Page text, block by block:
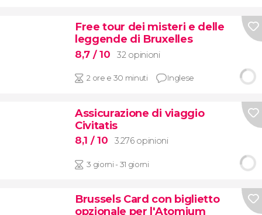
Free tour dei misteri e delle
leggende di Bruxelles
8,7 / 10 32 opinioni
2 ore e 30 minuti Inglese
Assicurazione di viaggio
Civitatis
8,1 / 10 3.276 opinioni
3 giorni - 31 giorni
Brussels Card con biglietto
opzionale per l'Atomium